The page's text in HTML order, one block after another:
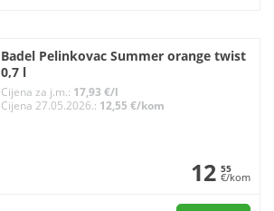
Badel Pelinkovac Summer orange twist
0,7 l
Cijena za j.m.: 17,93 €/l
Cijena 27.05.2026.: 12,55 €/kom
12 55
€/kom